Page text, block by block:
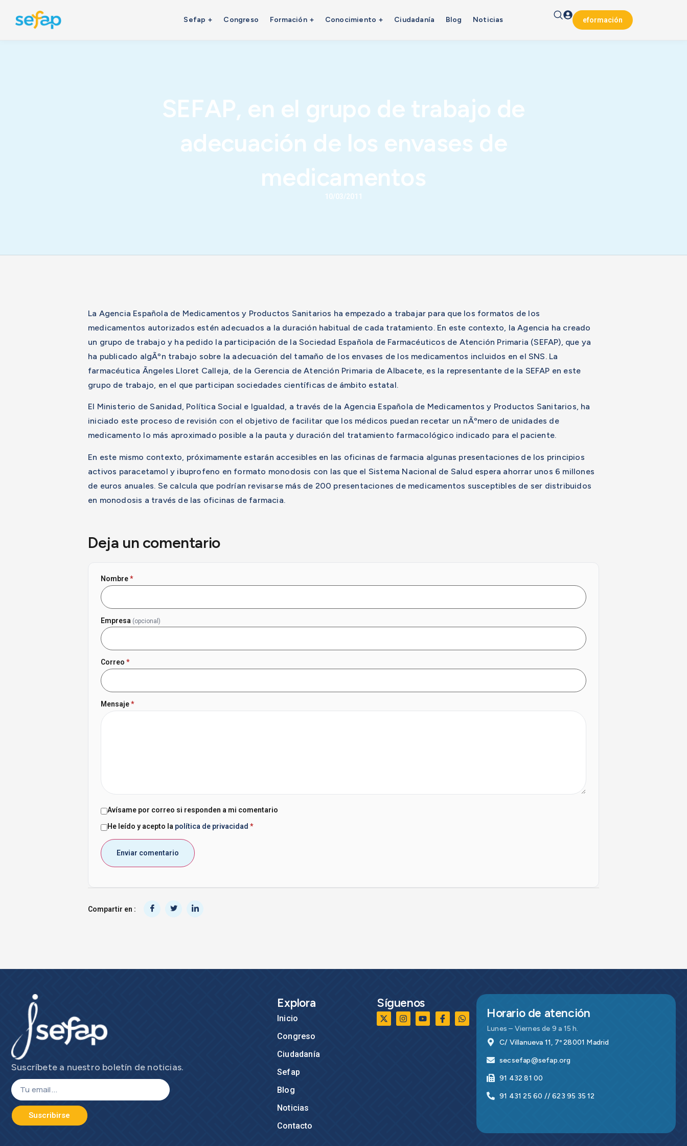
Sefap Congreso Formación Conocimiento Ciudadanía Blog Noticias eformación
SEFAP, en el grupo de trabajo de
adecuación de los envases de
medicamentos
10/03/2011
La Agencia Española de Medicamentos y Productos Sanitarios ha empezado a trabajar para que los formatos de los
medicamentos autorizados estén adecuados a la duración habitual de cada tratamiento. En este contexto, la Agencia ha creado
un grupo de trabajo y ha pedido la participación de la Sociedad Española de Farmacéuticos de Atención Primaria (SEFAP), que ya
ha publicado algÃºn trabajo sobre la adecuación del tamaño de los envases de los medicamentos incluidos en el SNS. La
farmacéutica Ãngeles Lloret Calleja, de la Gerencia de Atención Primaria de Albacete, es la representante de la SEFAP en este
grupo de trabajo, en el que participan sociedades científicas de ámbito estatal.
El Ministerio de Sanidad, Política Social e Igualdad, a través de la Agencia Española de Medicamentos y Productos Sanitarios, ha
iniciado este proceso de revisión con el objetivo de facilitar que los médicos puedan recetar un nÃºmero de unidades de
medicamento lo más aproximado posible a la pauta y duración del tratamiento farmacológico indicado para el paciente.
En este mismo contexto, próximamente estarán accesibles en las oficinas de farmacia algunas presentaciones de los principios
activos paracetamol y ibuprofeno en formato monodosis con las que el Sistema Nacional de Salud espera ahorrar unos 6 millones
de euros anuales. Se calcula que podrían revisarse más de 200 presentaciones de medicamentos susceptibles de ser distribuidos
en monodosis a través de las oficinas de farmacia.
Deja un comentario
Nombre*
Empresa (opcional)
Correo *
Mensaje*
Avísame por correo si responden a mi comentario
He leído y acepto la política de privacidad *
Compartir en :
Suscríbete a nuestro boletín de noticias.
Suscribirse
Explora
Inicio
Congreso
Ciudadanía
Sefap
Blog
Noticias
Contacto
Síguenos
Horario de atención
Lunes – Viernes de 9 a 15 h.
C/ Villanueva 11, 7º 28001 Madrid
secsefap@sefap.org
91 432 81 00
91 431 25 60 // 623 95 35 12